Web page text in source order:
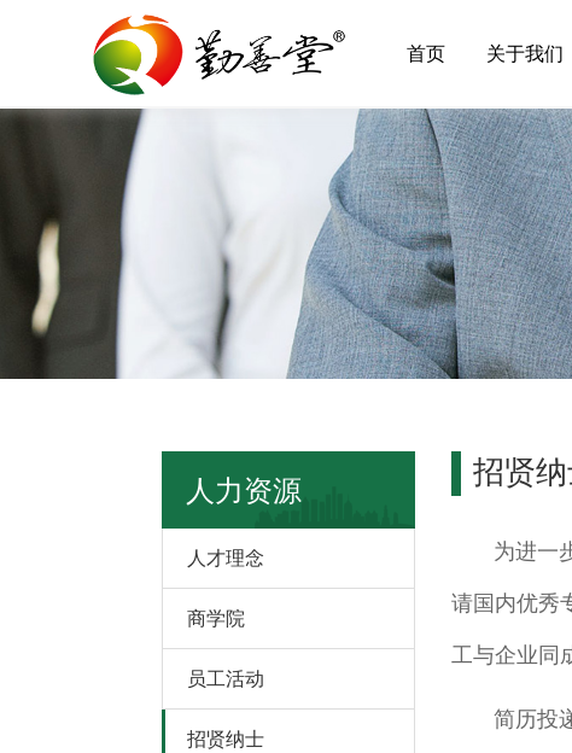
首页 关于我们
人力资源
人才理念
商学院
员工活动
招贤纳士
招贤
为进一步
请国内优秀
工与企业同
简历投递